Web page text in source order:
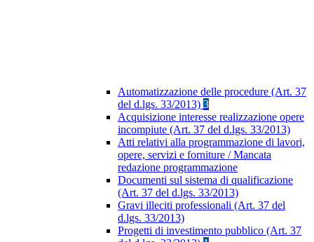
Automatizzazione delle procedure (Art. 37
del d.lgs. 33/2013) 3
Acquisizione interesse realizzazione opere
incompiute (Art. 37 del d.lgs. 33/2013)
Atti relativi alla programmazione di lavori,
opere, servizi e forniture / Mancata
redazione programmazione
Documenti sul sistema di qualificazione
(Art. 37 del d.lgs. 33/2013)
Gravi illeciti professionali (Art. 37 del
d.lgs. 33/2013)
Progetti di investimento pubblico (Art. 37